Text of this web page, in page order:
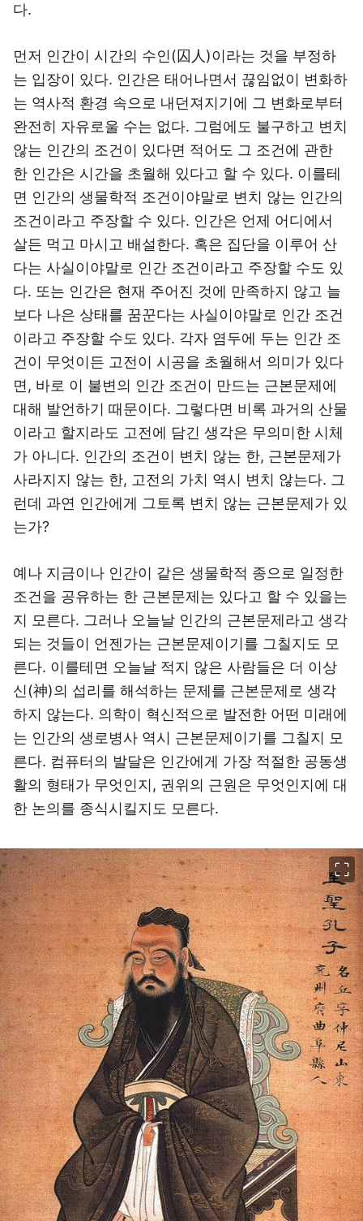
다.
먼저 인간이 시간의 수인(囚人)이라는 것을 부정하
는 입장이 있다. 인간은 태어나면서 끊임없이 변화하
는 역사적 환경 속으로 내던져지기에 그 변화로부터
완전히 자유로울 수는 없다. 그럼에도 불구하고 변치
않는 인간의 조건이 있다면 적어도 그 조건에 관한
한 인간은 시간을 초월해 있다고 할 수 있다. 이를테
면 인간의 생물학적 조건이야말로 변치 않는 인간의
조건이라고 주장할 수 있다. 인간은 언제 어디에서
살든 먹고 마시고 배설한다. 혹은 집단을 이루어 산
다는 사실이야말로 인간 조건이라고 주장할 수도 있
다. 또는 인간은 현재 주어진 것에 만족하지 않고 늘
보다 나은 상태를 꿈꾼다는 사실이야말로 인간 조건
이라고 주장할 수도 있다. 각자 염두에 두는 인간 조
건이 무엇이든 고전이 시공을 초월해서 의미가 있다
면, 바로 이 불변의 인간 조건이 만드는 근본문제에
대해 발언하기 때문이다. 그렇다면 비록 과거의 산물
이라고 할지라도 고전에 담긴 생각은 무의미한 시체
가 아니다. 인간의 조건이 변치 않는 한, 근본문제가
사라지지 않는 한, 고전의 가치 역시 변치 않는다. 그
런데 과연 인간에게 그토록 변치 않는 근본문제가 있
는가?
예나 지금이나 인간이 같은 생물학적 종으로 일정한
조건을 공유하는 한 근본문제는 있다고 할 수 있을는
지 모른다. 그러나 오늘날 인간의 근본문제라고 생각
되는 것들이 언젠가는 근본문제이기를 그칠지도 모
른다. 이를테면 오늘날 적지 않은 사람들은 더 이상
신(神)의 섭리를 해석하는 문제를 근본문제로 생각
하지 않는다. 의학이 혁신적으로 발전한 어떤 미래에
는 인간의 생로병사 역시 근본문제이기를 그칠지 모
른다. 컴퓨터의 발달은 인간에게 가장 적절한 공동생
활의 형태가 무엇인지, 권위의 근원은 무엇인지에 대
한 논의를 종식시킬지도 모른다.